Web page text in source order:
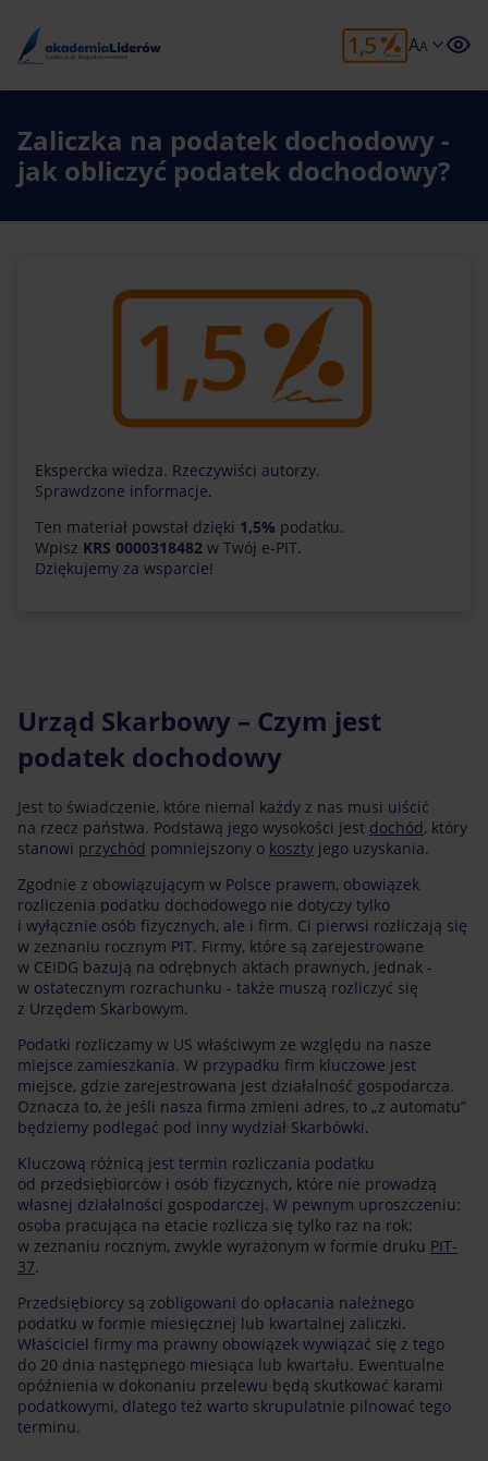
AA
Zaliczka na podatek dochodowy -
jak obliczyć podatek dochodowy?
Ekspercka wiedza. Rzeczywiści autorzy.
Sprawdzone informacje.
Ten materiał powstał dzięki 1,5% podatku.
Wpisz KRS 0000318482 w Twój e-PIT.
Dziękujemy za wsparcie!
Urząd Skarbowy – Czym jest
podatek dochodowy
Jest to świadczenie, które niemal każdy z nas musi uiścić
na rzecz państwa. Podstawą jego wysokości jest dochód, który
stanowi przychód pomniejszony o koszty jego uzyskania.
Zgodnie z obowiązującym w Polsce prawem, obowiązek
rozliczenia podatku dochodowego nie dotyczy tylko
i wyłącznie osób fizycznych, ale i firm. Ci pierwsi rozliczają się
w zeznaniu rocznym PIT. Firmy, które są zarejestrowane
w CEIDG bazują na odrębnych aktach prawnych, jednak -
w ostatecznym rozrachunku - także muszą rozliczyć się
z Urzędem Skarbowym.
Podatki rozliczamy w US właściwym ze względu na nasze
miejsce zamieszkania. W przypadku firm kluczowe jest
miejsce, gdzie zarejestrowana jest działalność gospodarcza.
Oznacza to, że jeśli nasza firma zmieni adres, to „z automatu”
będziemy podlegać pod inny wydział Skarbówki.
Kluczową różnicą jest termin rozliczania podatku
od przedsiębiorców i osób fizycznych, które nie prowadzą
własnej działalności gospodarczej. W pewnym uproszczeniu:
osoba pracująca na etacie rozlicza się tylko raz na rok:
w zeznaniu rocznym, zwykle wyrażonym w formie druku PIT-
37.
Przedsiębiorcy są zobligowani do opłacania należnego
podatku w formie miesięcznej lub kwartalnej zaliczki.
Właściciel firmy ma prawny obowiązek wywiązać się z tego
do 20 dnia następnego miesiąca lub kwartału. Ewentualne
opóźnienia w dokonaniu przelewu będą skutkować karami
podatkowymi, dlatego też warto skrupulatnie pilnować tego
terminu.